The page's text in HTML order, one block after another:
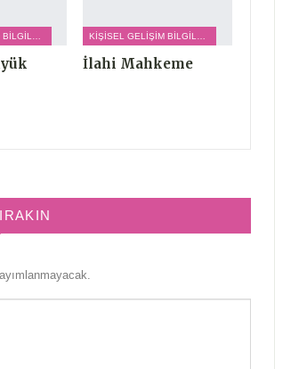
KIŞISEL GELIŞIM BILGILERI KIŞISEL GELIŞIM BILGILERI
İlahi Mahkeme